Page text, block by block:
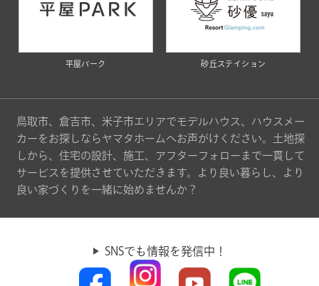
平屋パーク 砂丘ステイション
鳥取市、倉吉市、米子市エリアでモデルハウス、ハウスメー
カーをお探しならヤマタホームへお声がけください。土地探
しから、住宅の設計、施工、アフターフォローまで一貫して
サービスを提供させていただきます。より良い暮らし、より
良い家づくりを一緒に始めませんか？
SNSでも情報を発信中！